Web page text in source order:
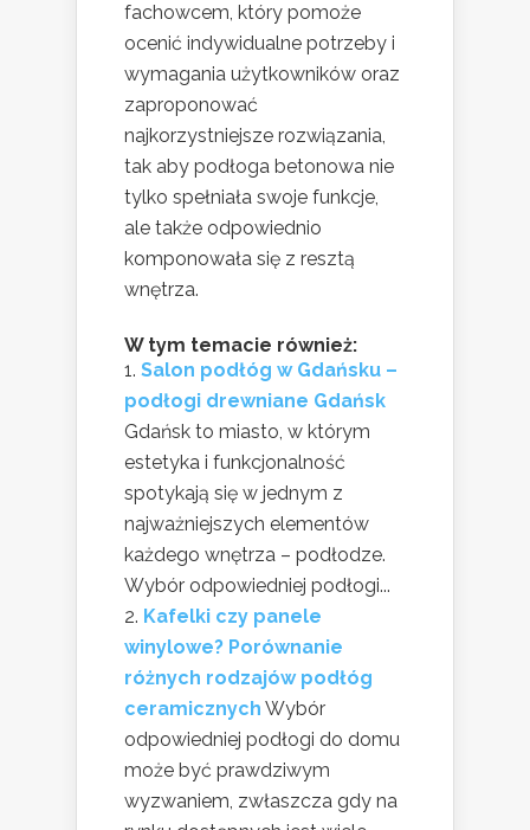
fachowcem, który pomoże
ocenić indywidualne potrzeby i
wymagania użytkowników oraz
zaproponować
najkorzystniejsze rozwiązania,
tak aby podłoga betonowa nie
tylko spełniała swoje funkcje,
ale także odpowiednio
komponowała się z resztą
wnętrza.
W tym temacie również:
Salon podłóg w Gdańsku –
podłogi drewniane Gdańsk
Gdańsk to miasto, w którym
estetyka i funkcjonalność
spotykają się w jednym z
najważniejszych elementów
każdego wnętrza – podłodze.
Wybór odpowiedniej podłogi...
Kafelki czy panele
winylowe? Porównanie
różnych rodzajów podłóg
ceramicznych Wybór
odpowiedniej podłogi do domu
może być prawdziwym
wyzwaniem, zwłaszcza gdy na